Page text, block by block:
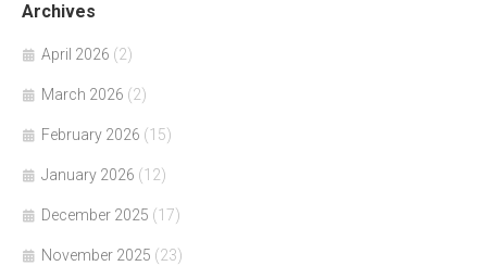
Archives
April 2026 (2)
March 2026 (2)
February 2026 (15)
January 2026 (12)
December 2025 (17)
November 2025 (23)